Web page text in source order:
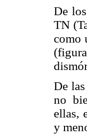
De
TN
como
De
no
ellas,
y